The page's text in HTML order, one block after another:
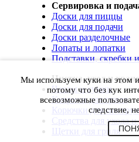
Сервировка и
Доски для пиццы
Доски для подачи
Доски разделочные
Лопаты и лопатки
Подставки, скребки
Чистка, уход и
Чехлы и сумки
Коврики для гриля
Корючки для
Средства для ухода
Щетки для гриля
Мы используем куки на этом
потому что без кук
всевозможные
следствие,